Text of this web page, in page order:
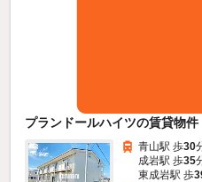
プランドールハイツの賃貸物件
青山駅 歩30
成岩駅 歩35
東成岩駅 歩